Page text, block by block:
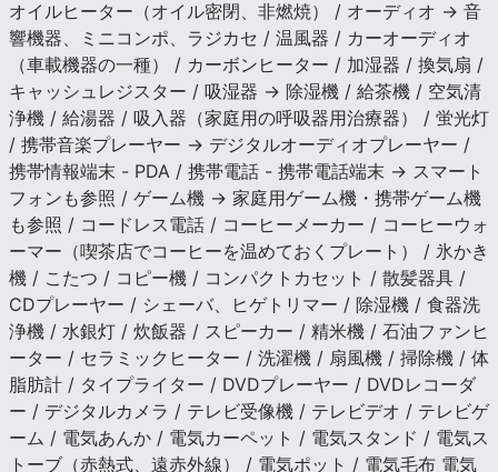
オイルヒーター（オイル密閉、非燃焼） / オーディオ → 音
響機器、ミニコンポ、ラジカセ / 温風器 / カーオーディオ
（車載機器の一種） / カーボンヒーター / 加湿器 / 換気扇 /
キャッシュレジスター / 吸湿器 → 除湿機 / 給茶機 / 空気清
浄機 / 給湯器 / 吸入器（家庭用の呼吸器用治療器） / 蛍光灯
/ 携帯音楽プレーヤー → デジタルオーディオプレーヤー /
携帯情報端末 - PDA / 携帯電話 - 携帯電話端末 → スマート
フォンも参照 / ゲーム機 → 家庭用ゲーム機・携帯ゲーム機
も参照 / コードレス電話 / コーヒーメーカー / コーヒーウォ
ーマー（喫茶店でコーヒーを温めておくプレート） / 氷かき
機 / こたつ / コピー機 / コンパクトカセット / 散髪器具 /
CDプレーヤー / シェーバ、ヒゲトリマー / 除湿機 / 食器洗
浄機 / 水銀灯 / 炊飯器 / スピーカー / 精米機 / 石油ファンヒ
ーター / セラミックヒーター / 洗濯機 / 扇風機 / 掃除機 / 体
脂肪計 / タイプライター / DVDプレーヤー / DVDレコーダ
ー / デジタルカメラ / テレビ受像機 / テレビデオ / テレビゲ
ーム / 電気あんか / 電気カーペット / 電気スタンド / 電気ス
トーブ（赤熱式、遠赤外線） / 電気ポット / 電気毛布 電気